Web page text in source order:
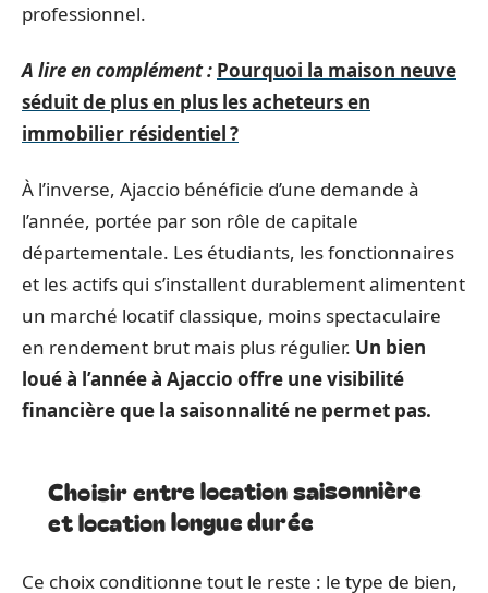
professionnel.
A lire en complément : Pourquoi la maison neuve
séduit de plus en plus les acheteurs en
immobilier résidentiel ?
À l’inverse, Ajaccio bénéficie d’une demande à
l’année, portée par son rôle de capitale
départementale. Les étudiants, les fonctionnaires
et les actifs qui s’installent durablement alimentent
un marché locatif classique, moins spectaculaire
en rendement brut mais plus régulier. Un bien
loué à l’année à Ajaccio offre une visibilité
financière que la saisonnalité ne permet pas.
Choisir entre location saisonnière
et location longue durée
Ce choix conditionne tout le reste : le type de bien,